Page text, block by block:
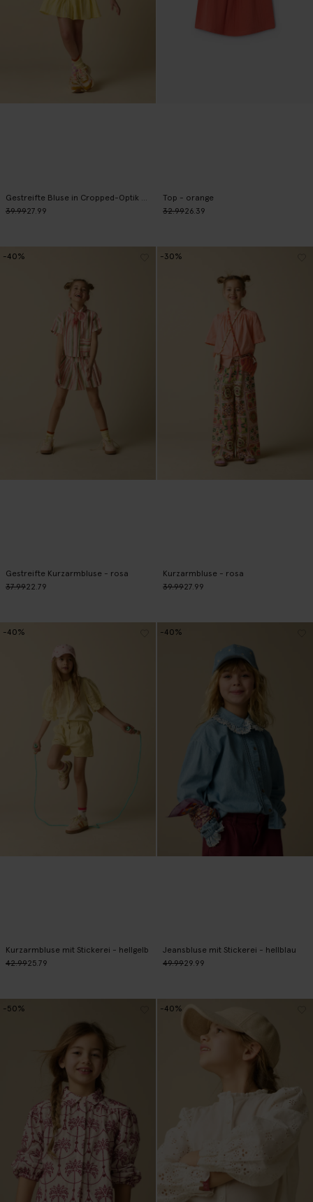
39.9927.99
Top - orange
32.9926.39
Gestreifte Kurzarmbluse - rosa
37.9922.79
-40%
Kurzarmbluse - rosa
39.9927.99
-30%
Kurzarmbluse mit Stickerei - hellgelb
42.9925.79
-40%
Jeansbluse mit Stickerei - hellblau
49.9929.99
-40%
-50% -40%